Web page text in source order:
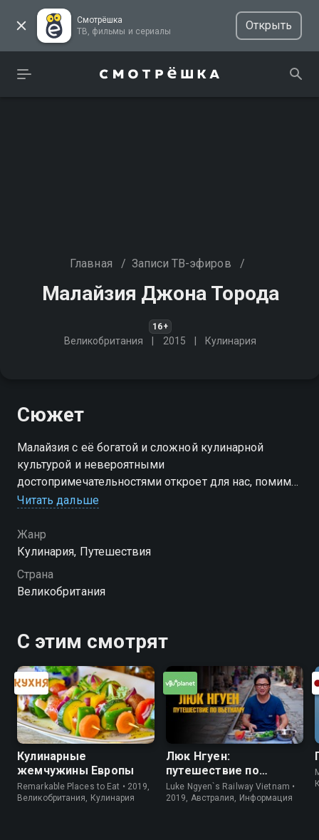
Смотрёшка
ТВ, фильмы и сериалы
Открыть
Главная / Записи ТВ-эфиров /
Малайзия Джона Торода
16+
Великобритания 2015 Кулинария
Сюжет
Малайзия с её богатой и сложной кулинарной
культурой и невероятными
достопримечательностями откроет для нас, помимо
прочего, ещё и дружелюбных и милых местных
Читать дальше
Жанр
Кулинария, Путешествия
Страна
Великобритания
С этим смотрят
Кулинарные
жемчужины Европы
Remarkable Places to Eat • 2019,
Великобритания, Кулинария
Люк Нгуен:
путешествие по
Вьетнаму
Luke Ngyen`s Railway Vietnam •
2019, Австралия, Информация